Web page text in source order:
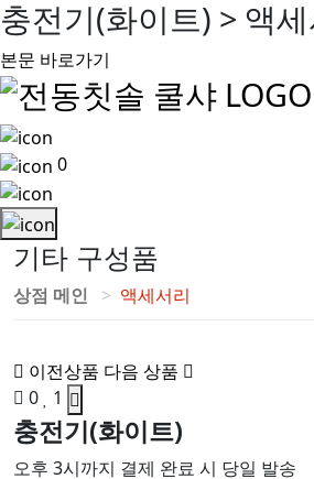
충전기(화이트) > 액
본문 바로가기
0
기타 구성품
상점 메인 액세서리
이전상품 다음 상품
0
1
충전기(화이트)
오후 3시까지 결제 완료 시 당일 발송